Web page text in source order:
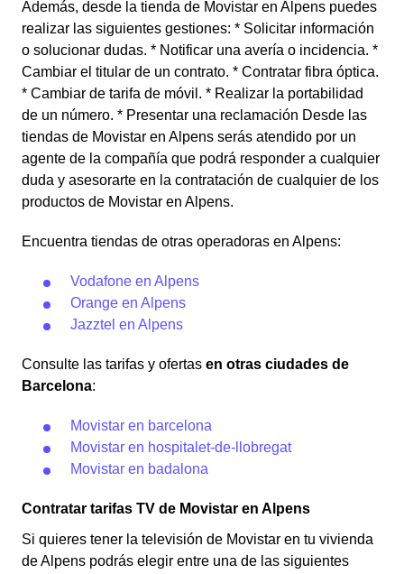
Además, desde la tienda de Movistar en Alpens puedes
realizar las siguientes gestiones: * Solicitar información
o solucionar dudas. * Notificar una avería o incidencia. *
Cambiar el titular de un contrato. * Contratar fibra óptica.
* Cambiar de tarifa de móvil. * Realizar la portabilidad
de un número. * Presentar una reclamación Desde las
tiendas de Movistar en Alpens serás atendido por un
agente de la compañía que podrá responder a cualquier
duda y asesorarte en la contratación de cualquier de los
productos de Movistar en Alpens.
Encuentra tiendas de otras operadoras en Alpens:
Vodafone en Alpens
Orange en Alpens
Jazztel en Alpens
Consulte las tarifas y ofertas en otras ciudades de
Barcelona:
Movistar en barcelona
Movistar en hospitalet-de-llobregat
Movistar en badalona
Contratar tarifas TV de Movistar en Alpens
Si quieres tener la televisión de Movistar en tu vivienda
de Alpens podrás elegir entre una de las siguientes